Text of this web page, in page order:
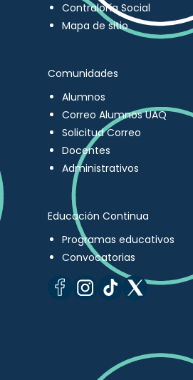
Contraloría Social
Mapa de sitio
Comunidades
Alumnos
Correo Alumnos UAQ
Solicitud Correo
Docentes
Administrativos
Educación Continua
Programas educativos
Convocatorias